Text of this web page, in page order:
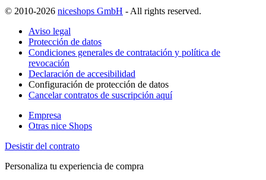
© 2010-2026 niceshops GmbH - All rights reserved.
Aviso legal
Protección de datos
Condiciones generales de contratación y política de
revocación
Declaración de accesibilidad
Configuración de protección de datos
Cancelar contratos de suscripción aquí
Empresa
Otras nice Shops
Desistir del contrato
Personaliza tu experiencia de compra